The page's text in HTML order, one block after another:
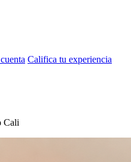
Califica tu experiencia
Cali